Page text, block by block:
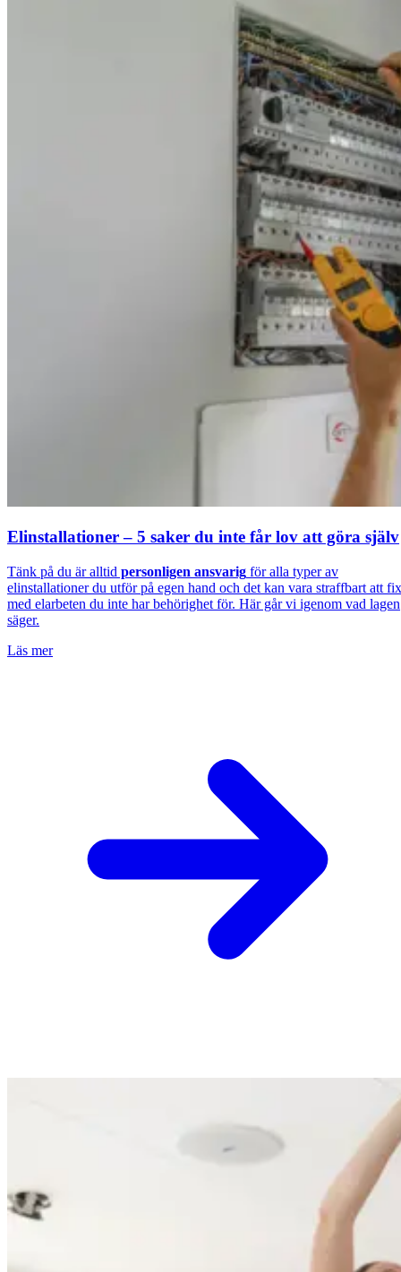
Elinstallationer – 5 saker du inte får lov att göra själv
Tänk på du är alltid personligen ansvarig för alla typer av
elinstallationer du utför på egen hand och det kan vara straffbart att
med elarbeten du inte har behörighet för. Här går vi igenom vad lagen
säger.
Läs mer